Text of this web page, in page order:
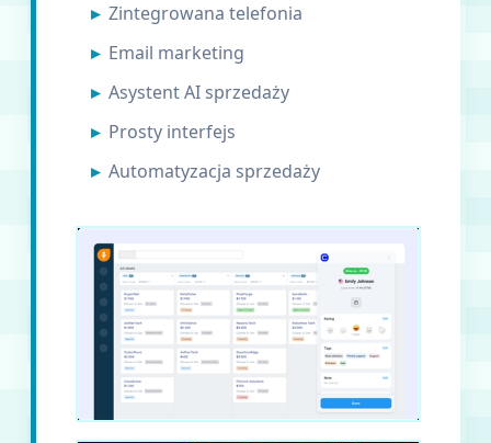
Zintegrowana telefonia
Email marketing
Asystent AI sprzedaży
Prosty interfejs
Automatyzacja sprzedaży